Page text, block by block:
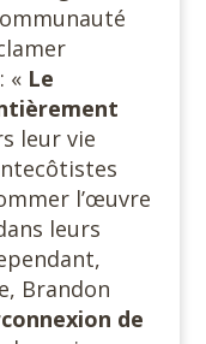
« Le
leur vie
l’œuvre
leurs
Brandon
de